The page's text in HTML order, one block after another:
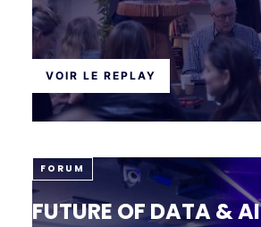
VOIR LE REPLAY
FORUM
FUTURE OF DATA & AI